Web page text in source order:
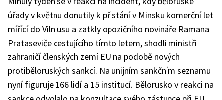
úřady v květnu donutily k přistání v Minsku komerční let
mířící do Vilniusu a zatkly opozičního novináře Ramana
Prataseviče cestujícího tímto letem, shodli ministři
zahraničí členských zemí EU na podobě nových
protiběloruských sankcí. Na unijním sankčním seznamu
nyní figuruje 166 lidí a 15 institucí. Bělorusko v reakci na